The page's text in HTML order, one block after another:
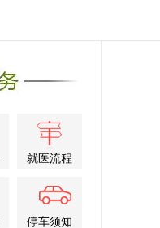
就医流程
停车须知